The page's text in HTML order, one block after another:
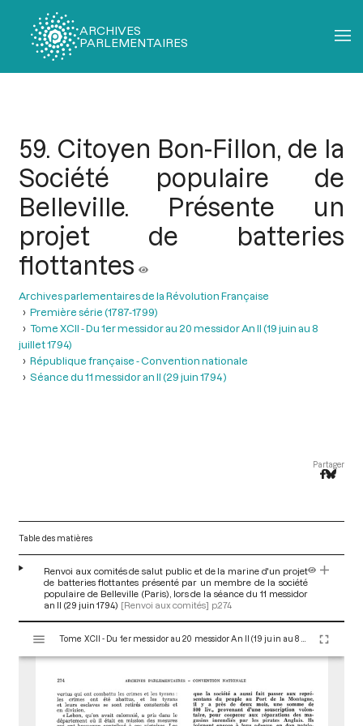
ARCHIVES
PARLEMENTAIRES
59. Citoyen Bon-Fillon, de la
Société populaire de
Belleville. Présente un
projet de batteries
flottantes
Archives parlementaires de la Révolution Française
Première série (1787-1799)
Tome XCII - Du 1er messidor au 20 messidor An II (19 juin au 8
juillet 1794)
République française - Convention nationale
Séance du 11 messidor an II (29 juin 1794 )
Partager
Table des matières
Renvoi aux comités de salut public et de la marine d'un projet
de batteries flottantes présenté par un membre de la société
populaire de Belleville (Paris), lors de la séance du 11 messidor
an II (29 juin 1794) [Renvoi aux comités] p.274
s